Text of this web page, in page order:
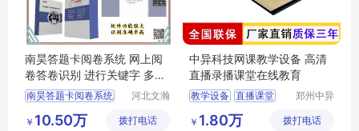
南昊答题卡阅卷系统 网上阅
卷答卷识别 进行关键字 多字
段校对
南昊答题卡阅卷系统
中学网上阅卷
河北文瀚
技发展有
￥ 10.50万 拨打电话
中异科技网课教学设备 高清
直播录播课堂在线教育
教学设备 直播课堂
在线教育
郑州中异
有限公司
￥ 1.80万 拨打电话